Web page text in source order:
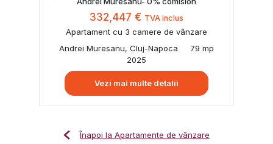
332,447 € TVA inclus
Apartament cu 3 camere de vânzare
Andrei Muresanu, Cluj-Napoca
79 mp
2025
Vezi mai multe detalii
Înapoi la Apartamente de vânzare